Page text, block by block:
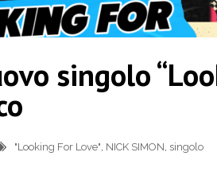
singolo
"Looking For Love", NICK SIMON, singolo